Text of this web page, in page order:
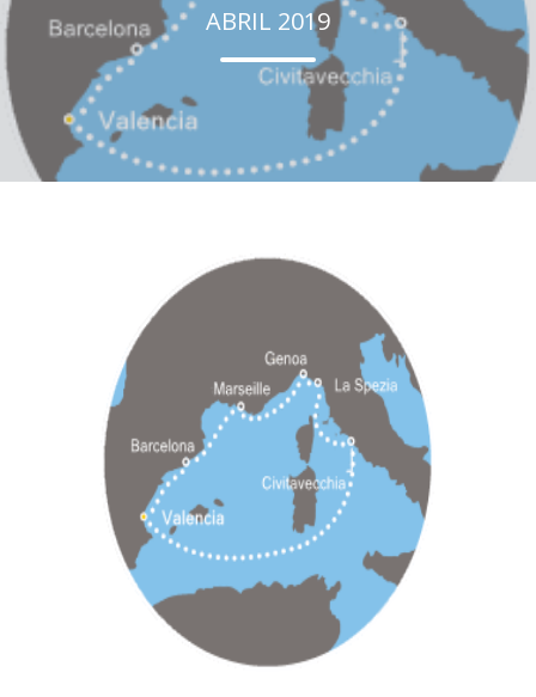
ABRIL 2019